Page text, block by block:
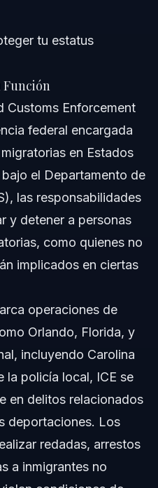
Law Firm con casos de
tu estatus
Función
Customs Enforcement
federal encargada
en Estados
el Departamento de
las responsabilidades
y detener a personas
como quienes no
implicados en ciertas
operaciones de
Orlando, Florida, y
incluyendo Carolina
la policía local, ICE se
en delitos relacionados
deportaciones. Los
redadas, arrestos
a inmigrantes no